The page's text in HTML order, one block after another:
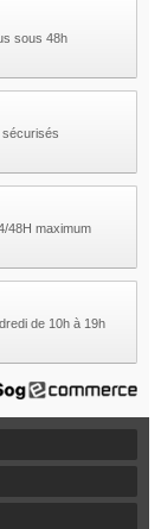
sous 48h
sécurisés
48H maximum
de 10h à 19h